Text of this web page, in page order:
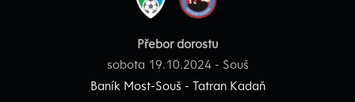
Přebor dorostu
sobota 19.10.2024 - Souš
Baník Most-Souš - Tatran Kadaň